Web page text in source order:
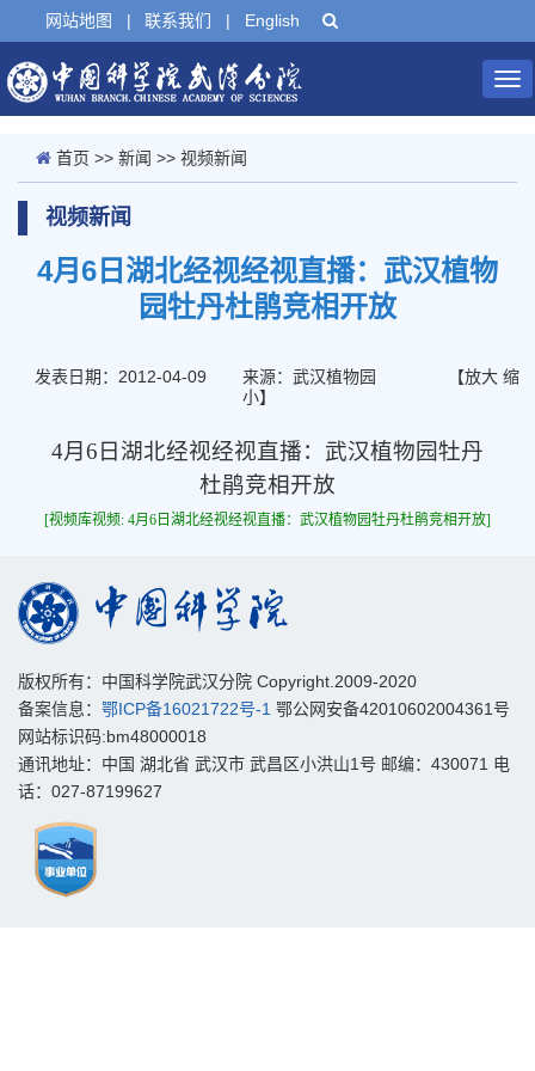
网站地图 | 联系我们 | English
首页 >> 新闻 >> 视频新闻
视频新闻
4月6日湖北经视经视直播：武汉植物
园牡丹杜鹃竞相开放
发表日期：2012-04-09 来源：武汉植物园 【放大 缩
小】
4月6日湖北经视经视直播：武汉植物园牡丹
杜鹃竞相开放
[视频库视频: 4月6日湖北经视经视直播：武汉植物园牡丹杜鹃竞相开放]
版权所有：中国科学院武汉分院 Copyright.2009-2020
备案信息： 鄂ICP备16021722号-1 鄂公网安备42010602004361号
网站标识码:bm48000018
通讯地址：中国 湖北省 武汉市 武昌区小洪山1号 邮编：430071 电
话：027-87199627